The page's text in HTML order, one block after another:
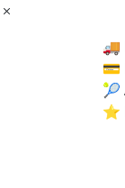
Skip
🚚
💳
🎾
⭐